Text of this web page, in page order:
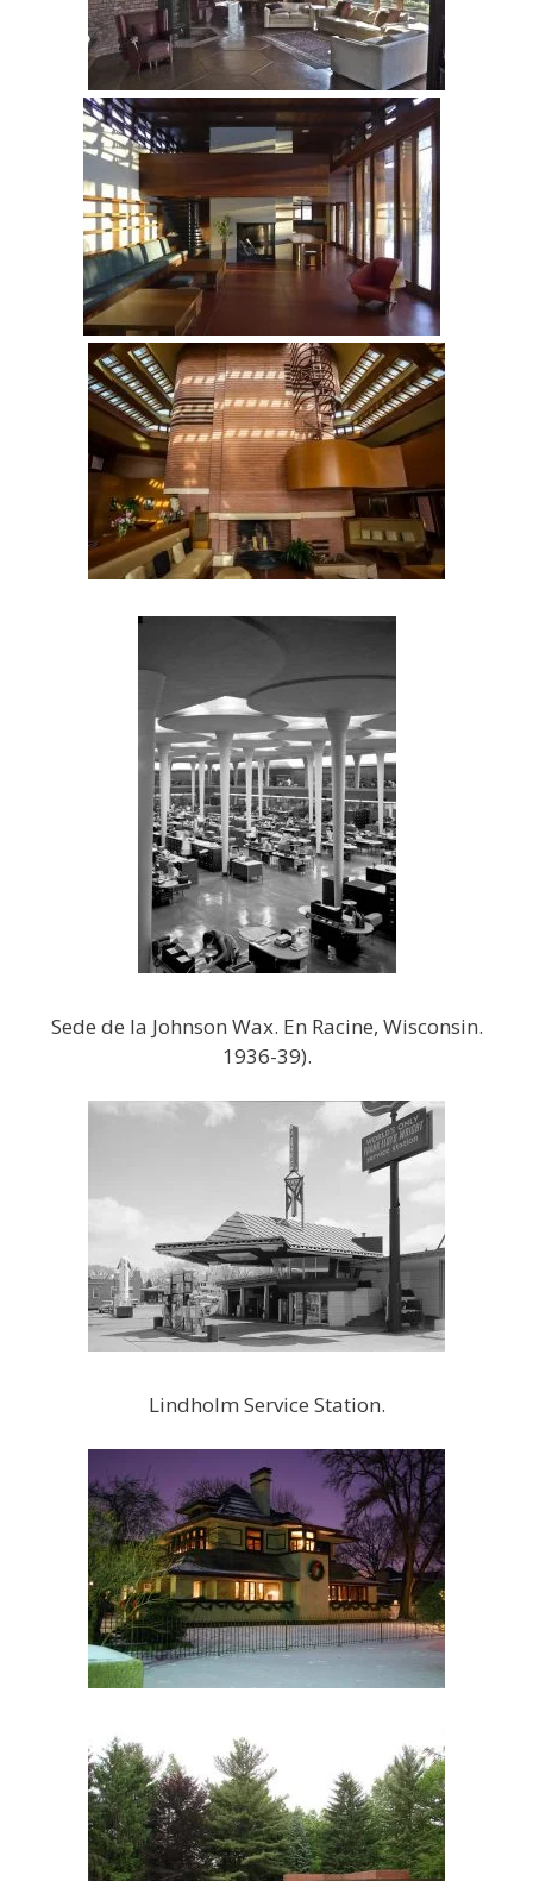
Sede de la Johnson Wax. En Racine, Wisconsin.
1936-39).
Lindholm Service Station.